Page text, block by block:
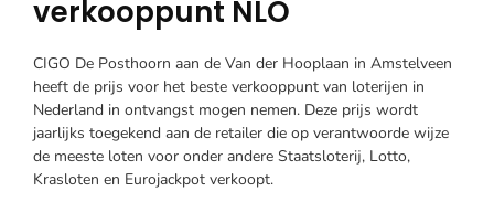
verkooppunt NLO
CIGO De Posthoorn aan de Van der Hooplaan in Amstelveen
heeft de prijs voor het beste verkooppunt van loterijen in
Nederland in ontvangst mogen nemen. Deze prijs wordt
jaarlijks toegekend aan de retailer die op verantwoorde wijze
de meeste loten voor onder andere Staatsloterij, Lotto,
Krasloten en Eurojackpot verkoopt.